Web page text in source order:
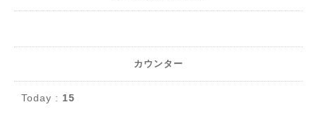
カウンター
Today : 15